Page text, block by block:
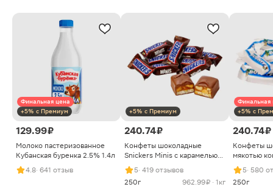
Финальная цена
+5% с Премиум
129.99 ₽
Молоко пастеризованное
Кубанская буренка 2.5% 1.4л
4.8· 641 отзыв
+5% с Премиум
240.74 ₽
Конфеты шоколадные
Snickers Minis с карамелью
арахисом и нугой
5· 419 отзывов
250г
962.99 ₽ · 1кг
Финальная
+5% с
240.74 ₽
Конфеты
мякотью
5· 580
250г